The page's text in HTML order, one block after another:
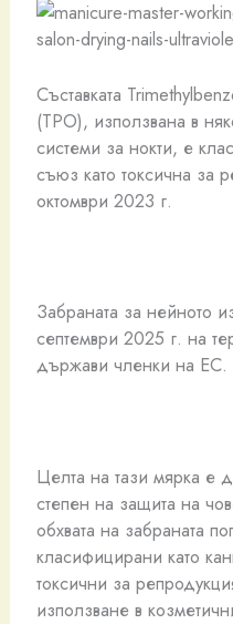
Съставката
(TPO), използвана в
системи за нокти, е
съюз като токсична за
октомври 2023 г.
Забраната за нейното
септември 2025 г. на
държави членки на ЕС.
Целта на тази мярка е
степен на защита на
обхвата на забраната
класифицирани като
токсични за
използване в